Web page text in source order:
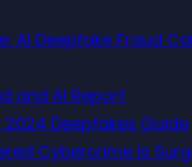
AI Deepfake Fraud
and AI Report
2024 Deepfakes Guide
Cybercrime Is